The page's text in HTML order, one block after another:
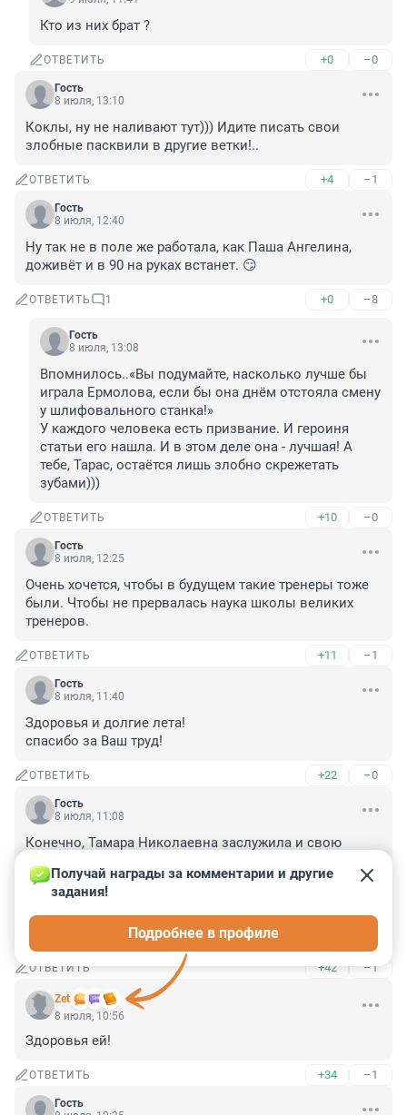
Кто из них брат ?
ОТВЕТИТЬ +0 –0
Гость
8 июля, 13:10
Коклы, ну не наливают тут))) Идите писать свои
злобные пасквили в другие ветки!..
ОТВЕТИТЬ +4 –1
Гость
8 июля, 12:40
Ну так не в поле же работала, как Паша Ангелина,
доживёт и в 90 на руках встанет. 😏
ОТВЕТИТЬ 1 +0 –8
Гость
8 июля, 13:08
Впомнилось..«Вы подумайте, насколько лучше бы
играла Ермолова, если бы она днём отстояла смену
у шлифовального станка!»
У каждого человека есть призвание. И героиня
статьи его нашла. И в этом деле она - лучшая! А
тебе, Тарас, остаётся лишь злобно скрежетать
зубами)))
ОТВЕТИТЬ +10 –0
Гость
8 июля, 12:25
Очень хочется, чтобы в будущем такие тренеры тоже
были. Чтобы не прервалась наука школы великих
тренеров.
ОТВЕТИТЬ +11 –1
Гость
8 июля, 11:40
Здоровья и долгие лета!
спасибо за Ваш труд!
ОТВЕТИТЬ +22 –0
Гость
8 июля, 11:08
Конечно, Тамара Николаевна заслужила и свою
Человек прославлял Ленинград и Спб столько лет.
И в столь почтенном возрасте сохраняет светлую
голову.
Крепкого ей здоровья и хороших учеников.
ОТВЕТИТЬ +42 –1
Zet
Получай награды за комментарии и другие
задания!
Подробнее в профиле
8 июля, 10:56
Здоровья ей!
ОТВЕТИТЬ +34 –1
Гость